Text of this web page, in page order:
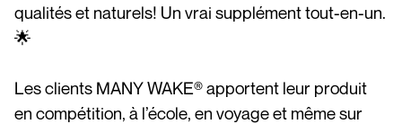
qualités et naturels! Un vrai supplément tout-en-un.
🌟
Les clients MANY WAKE® apportent leur produit
en compétition, à l’école, en voyage et même sur